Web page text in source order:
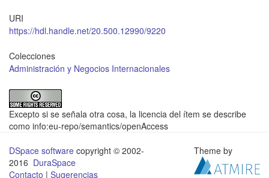
URI
https://hdl.handle.net/20.500.12990/9220
Colecciones
Administración y Negocios Internacionales
Excepto si se señala otra cosa, la licencia del ítem se describe
como info:eu-repo/semantics/openAccess
DSpace software copyright © 2002-
2016 DuraSpace
Contacto | Sugerencias
Theme by